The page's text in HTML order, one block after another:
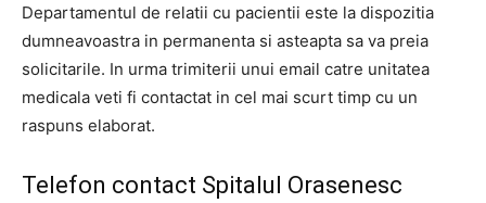
Departamentul de relatii cu pacientii este la dispozitia
dumneavoastra in permanenta si asteapta sa va preia
solicitarile. In urma trimiterii unui email catre unitatea
medicala veti fi contactat in cel mai scurt timp cu un
raspuns elaborat.
Telefon contact Spitalul Orasenesc